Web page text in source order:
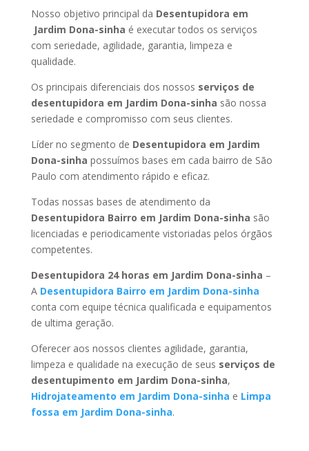
Nosso objetivo principal da Desentupidora em
Jardim Dona-sinha é executar todos os serviços
com seriedade, agilidade, garantia, limpeza e
qualidade.
Os principais diferenciais dos nossos serviços de
desentupidora em Jardim Dona-sinha são nossa
seriedade e compromisso com seus clientes.
Líder no segmento de Desentupidora em Jardim
Dona-sinha possuímos bases em cada bairro de São
Paulo com atendimento rápido e eficaz.
Todas nossas bases de atendimento da
Desentupidora Bairro em Jardim Dona-sinha são
licenciadas e periodicamente vistoriadas pelos órgãos
competentes.
Desentupidora 24 horas em Jardim Dona-sinha –
A Desentupidora Bairro em Jardim Dona-sinha
conta com equipe técnica qualificada e equipamentos
de ultima geração.
Oferecer aos nossos clientes agilidade, garantia,
limpeza e qualidade na execução de seus serviços de
desentupimento em Jardim Dona-sinha,
Hidrojateamento em Jardim Dona-sinha e Limpa
fossa em Jardim Dona-sinha.